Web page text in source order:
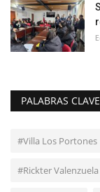
PALABRAS
#Villa Los Portones
#Rickter Valenzuela